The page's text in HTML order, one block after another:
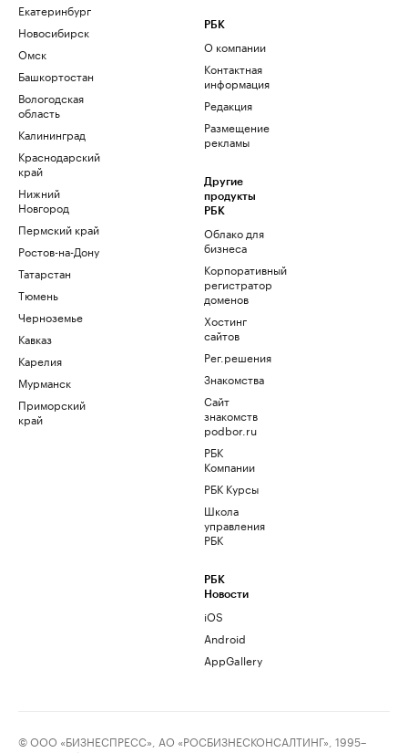
Екатеринбург
Новосибирск
Омск
Башкортостан
Вологодская
область
Калининград
Краснодарский
край
Нижний
Новгород
Пермский край
Ростов-на-Дону
Татарстан
Тюмень
Черноземье
Кавказ
Карелия
Мурманск
Приморский
край
РБК
О компании
Контактная
информация
Редакция
Размещение
рекламы
Другие
продукты
РБК
Облако для
бизнеса
Корпоративный
регистратор
доменов
Хостинг
сайтов
Рег.решения
Знакомства
Сайт
знакомств
podbor.ru
РБК
Компании
РБК Курсы
Школа
управления
РБК
РБК
Новости
iOS
Android
AppGallery
© ООО «БИЗНЕСПРЕСС», АО «РОСБИЗНЕСКОНСАЛТИНГ», 1995–